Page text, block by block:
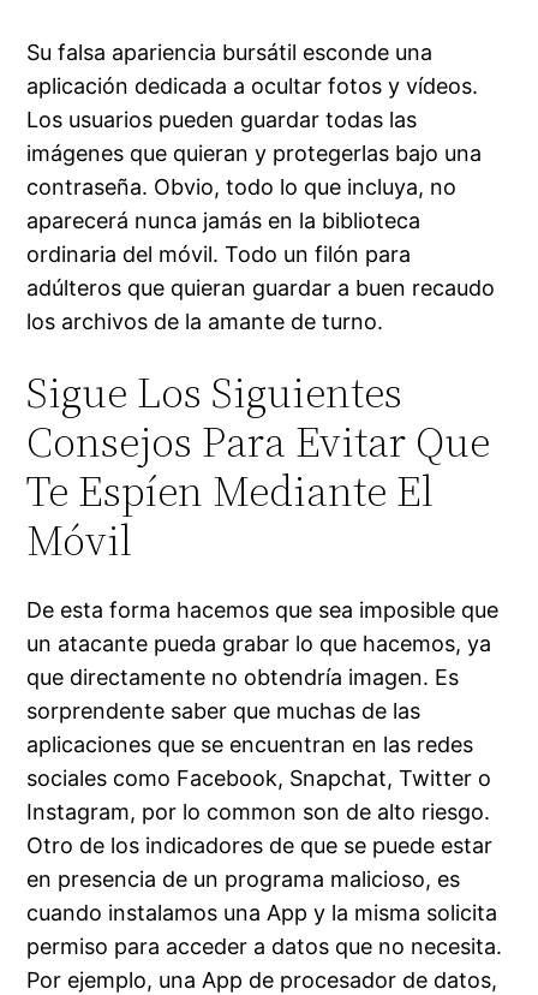
Su falsa apariencia bursátil esconde una
aplicación dedicada a ocultar fotos y vídeos.
Los usuarios pueden guardar todas las
imágenes que quieran y protegerlas bajo una
contraseña. Obvio, todo lo que incluya, no
aparecerá nunca jamás en la biblioteca
ordinaria del móvil. Todo un filón para
adúlteros que quieran guardar a buen recaudo
los archivos de la amante de turno.
Sigue Los Siguientes
Consejos Para Evitar Que
Te Espíen Mediante El
Móvil
De esta forma hacemos que sea imposible que
un atacante pueda grabar lo que hacemos, ya
que directamente no obtendría imagen. Es
sorprendente saber que muchas de las
aplicaciones que se encuentran en las redes
sociales como Facebook, Snapchat, Twitter o
Instagram, por lo common son de alto riesgo.
Otro de los indicadores de que se puede estar
en presencia de un programa malicioso, es
cuando instalamos una App y la misma solicita
permiso para acceder a datos que no necesita.
Por ejemplo, una App de procesador de datos,